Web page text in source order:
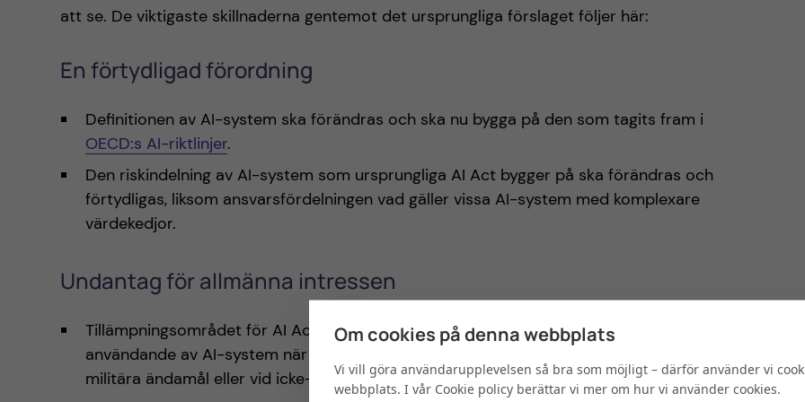
att se. De viktigaste skillnaderna gentemot det ursprungliga förslaget följer här:
En förtydligad förordning
Definitionen av AI-system ska förändras och ska nu bygga på den som tagits fram i
OECD:s AI-riktlinjer.
Den riskindelning av AI-system som ursprungliga AI Act bygger på ska förändras och
förtydligas, liksom ansvarsfördelningen vad gäller vissa AI-system med komplexare
värdekedjor.
Undantag för allmänna intressen
Tillämpningsområdet för AI Act ska snävas in; AI Act ska inte längre omfatta
användande av AI-system när syftet är nationell säkerhet, renodlade forsknings- eller
militära ändamål eller vid icke-professionellt bruk.
Om cookies på denna webbplats
Vi vill göra användarupplevelsen så bra som möjligt – därför använder vi
webbplats. I vår Cookie policy berättar vi mer om hur vi använder cookies.